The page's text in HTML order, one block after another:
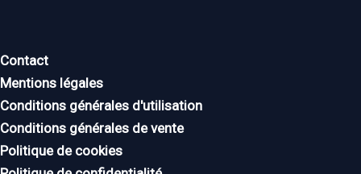
Contact
Mentions légales
Conditions générales d'utilisation
Conditions générales de vente
Politique de cookies